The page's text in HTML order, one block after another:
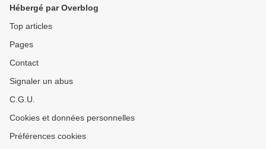
Hébergé par Overblog
Top articles
Pages
Contact
Signaler un abus
C.G.U.
Cookies et données personnelles
Préférences cookies